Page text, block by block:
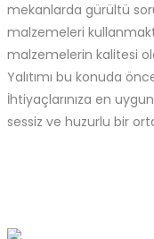
mekanlarda gürültü
malzemeleri
malzemelerin kalitesi
Yalıtımı bu konuda
İhtiyaçlarınıza en
sessiz ve huzurlu bir